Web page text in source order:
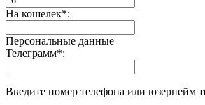
На кошелек*:
Персональные данные
Телеграмм*:
Введите номер телефона или юзернейм